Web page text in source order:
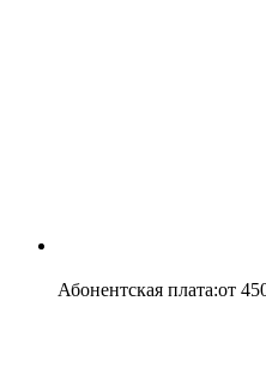
Абонентская плата:от